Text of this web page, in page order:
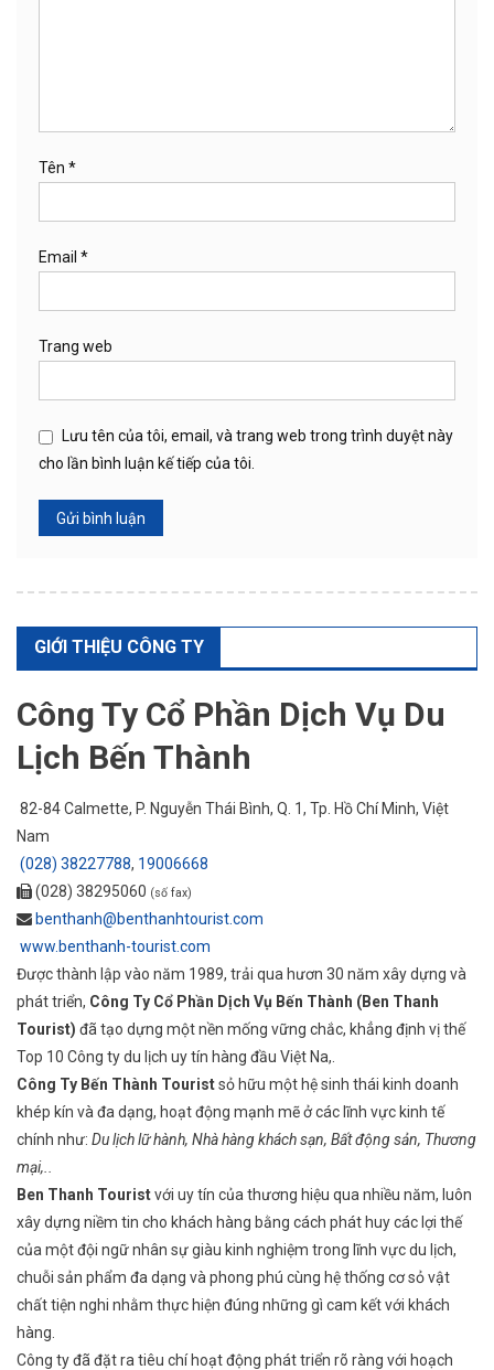
Tên *
Email *
Trang web
Lưu tên của tôi, email, và trang web trong trình duyệt này
cho lần bình luận kế tiếp của tôi.
GIỚI THIỆU CÔNG TY
Công Ty Cổ Phần Dịch Vụ Du
Lịch Bến Thành
82-84 Calmette, P. Nguyễn Thái Bình, Q. 1, Tp. Hồ Chí Minh, Việt
Nam
(028) 38227788, 19006668
(028) 38295060 (số fax)
benthanh@benthanhtourist.com
www.benthanh-tourist.com
Được thành lập vào năm 1989, trải qua hươn 30 năm xây dựng và
phát triển, Công Ty Cổ Phần Dịch Vụ Bến Thành (Ben Thanh
Tourist) đã tạo dựng một nền mống vững chắc, khẳng định vị thế
Top 10 Công ty du lịch uy tín hàng đầu Việt Na,.
Công Ty Bến Thành Touristsỏ hữu một hệ sinh thái kinh doanh
khép kín và đa dạng, hoạt động mạnh mẽ ở các lĩnh vực kinh tế
chính như: Du lịch lữ hành, Nhà hàng khách sạn, Bất động sản, Thương
mại,..
Ben Thanh Touristvới uy tín của thương hiệu qua nhiều năm, luôn
xây dựng niềm tin cho khách hàng bằng cách phát huy các lợi thế
của một đội ngữ nhân sự giàu kinh nghiệm trong lĩnh vực du lịch,
chuỗi sản phẩm đa dạng và phong phú cùng hệ thống cơ sỏ vật
chất tiện nghi nhằm thực hiện đúng những gì cam kết với khách
hàng.
Công ty đã đặt ra tiêu chí hoạt động phát triển rõ ràng với hoạch